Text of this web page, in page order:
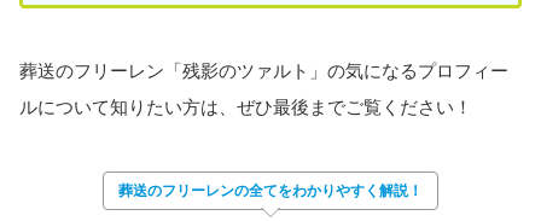
葬送のフリーレン「残影のツァルト」の気になるプロフィー
ルについて知りたい方は、ぜひ最後までご覧ください！
葬送のフリーレンの全てをわかりやすく解説！